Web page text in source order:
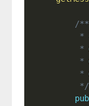
/**
     *
     *
     *
     */